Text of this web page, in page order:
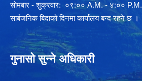
साेमबार - शुक्रवार: ०९:०० A.M. - ४:०० P.M.
सार्बजनिक बिदाको दिनमा कार्यालय बन्द रहने छ ।
गुनासो सुन्ने अधिकारी